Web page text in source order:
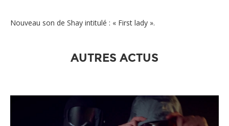
Nouveau son de Shay intitulé : « First lady ».
AUTRES ACTUS